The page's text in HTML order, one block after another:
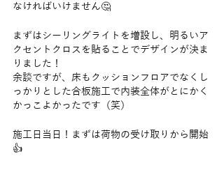
なければいけません🤔
まずはシーリングライトを増設し、明るいア
クセントクロスを貼ることでデザインが決ま
りました！
余談ですが、床もクッションフロアでなくし
っかりとした合板施工で内装全体がとにかく
かっこよかったです（笑）
施工日当日！まずは荷物の受け取りから開始
👍